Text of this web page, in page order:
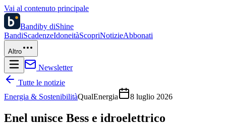
Vai al contenuto principale
Bandiby diShine
BandiScadenzeIdoneitàScopriNotizieAbbonati
Altro
Newsletter
Tutte le notizie
Energia & SostenibilitàQualEnergia 8 luglio 2026
Enel unisce Bess e idroelettrico